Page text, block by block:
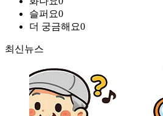
슬퍼요0
더 궁금해요0
최신뉴스